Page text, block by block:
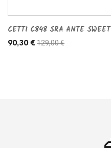
CETTI C848 SRA ANTE SWEET
90,30 € 129,00 €